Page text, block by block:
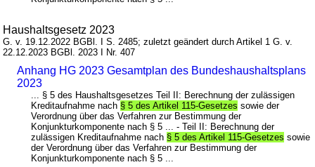
Haushaltsgesetz 2023
G. v. 19.12.2022 BGBl. I S. 2485; zuletzt geändert durch Artikel 1 G. v.
22.12.2023 BGBl. 2023 I Nr. 407
Anhang HG 2023 Gesamtplan des Bundeshaushaltsplans
2023
... § 5 des Haushaltsgesetzes Teil II: Berechnung der zulässigen
Kreditaufnahme nach § 5 des Artikel 115-Gesetzes sowie der
Verordnung über das Verfahren zur Bestimmung der
Konjunkturkomponente nach § 5 ... - Teil II: Berechnung der
zulässigen Kreditaufnahme nach § 5 des Artikel 115-Gesetzes sowie
der Verordnung über das Verfahren zur Bestimmung der
Konjunkturkomponente nach § 5 ...